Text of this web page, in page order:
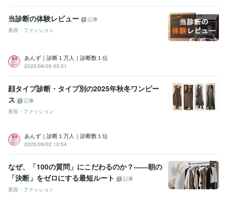
当診断の体験レビュー
記事
美容・ファッション
あんず｜診断１万人｜診断数１位
2022/08/09 03:51
顔タイプ診断・タイプ別の2025年秋冬ワンピー
ス
記事
美容・ファッション
あんず｜診断１万人｜診断数１位
2025/09/02 10:54
なぜ、「100の質問」にこだわるのか？――朝の
「決断」をゼロにする最短ルート
記事
美容・ファッション